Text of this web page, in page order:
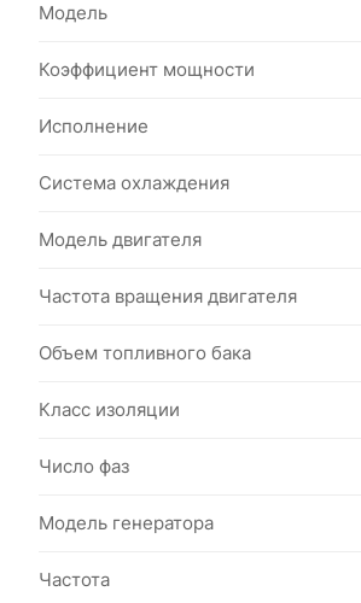
Модель
Коэффициент мощности
Исполнение
Система охлаждения
Модель двигателя
Частота вращения двигателя
Объем топливного бака
Класс изоляции
Число фаз
Модель генератора
Частота